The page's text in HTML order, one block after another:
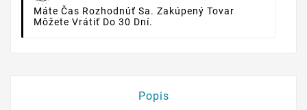
Máte Čas Rozhodnúť Sa. Zakúpený Tovar
Môžete Vrátiť Do 30 Dní.
Popis